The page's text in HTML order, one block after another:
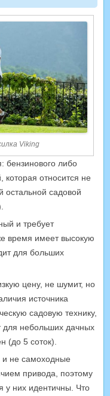
Viking
бензинового либо
которая относится не
остальной садовой
и требует
время имеет высокую
для больших
цену, не шумит, но
источника
садовую технику,
для небольших дачных
(до 5 соток).
и не самоходные
привода, поэтому
у них идентичны. Что